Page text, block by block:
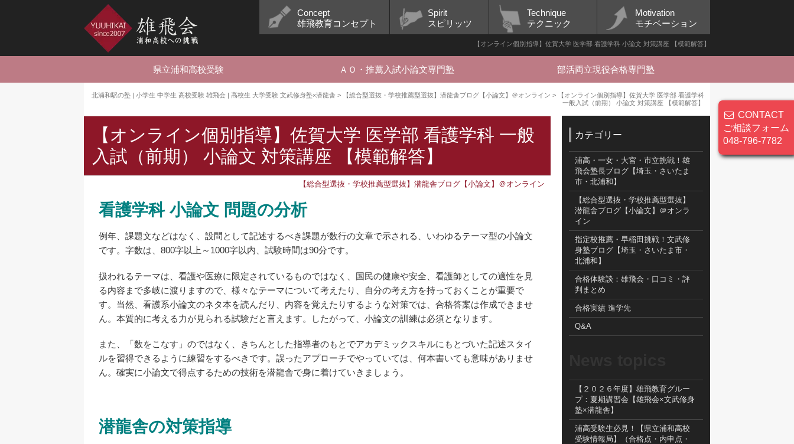
Concept
雄飛教育コンセプト
Spirit
スピリッツ
Technique
テクニック
Motivation
モチベーション
【オンライン個別指導】佐賀大学 医学部 看護学科 小論文 対策講座 【模範解答】
県立浦和高校受験 ＡＯ・推薦入試小論文専門塾 部活両立現役合格専門塾
CONTACT
ご相談フォーム
048-796-7782
北浦和駅の塾 | 小学生 中学生 高校受験 雄飛会 | 高校生 大学受験 文武修身塾×潜龍舎 > 【総合型選抜・学校推薦型選抜】潜龍舎ブログ【小論文】＠オンライン >
【オンライン個別指導】佐賀大学 医学部 看護学科
一般入試（前期） 小論文 対策講座 【模範解答】
【オンライン個別指導】佐賀大学 医学部 看護学科 一般
入試（前期） 小論文 対策講座 【模範解答】
【総合型選抜・学校推薦型選抜】潜龍舎ブログ【小論文】＠オンライン
看護学科 小論文 問題の分析
例年、課題文などはなく、設問として記述するべき課題が数行の文章で示される、いわゆるテーマ型の小論文
です。字数は、800字以上～1000字以内、試験時間は90分です。
扱われるテーマは、看護や医療に限定されているものではなく、国民の健康や安全、看護師としての適性を見
る内容まで多岐に渡りますので、様々なテーマについて考えたり、自分の考え方を持っておくことが重要で
す。当然、看護系小論文のネタ本を読んだり、内容を覚えたりするような対策では、合格答案は作成できませ
ん。本質的に考える力が見られる試験だと言えます。したがって、小論文の訓練は必須となります。
また、「数をこなす」のではなく、きちんとした指導者のもとでアカデミックスキルにもとづいた記述スタイ
ルを習得できるように練習をするべきです。誤ったアプローチでやっていては、何本書いても意味がありませ
ん。確実に小論文で得点するための技術を潜龍舎で身に着けていきましょう。
潜龍舎の対策指導
カテゴリー
浦高・一女・大宮・市立挑戦！雄
飛会塾長ブログ【埼玉・さいたま
市・北浦和】
【総合型選抜・学校推薦型選抜】
潜龍舎ブログ【小論文】＠オンラ
イン
指定校推薦・早稲田挑戦！文武修
身塾ブログ【埼玉・さいたま市・
北浦和】
合格体験談：雄飛会・口コミ・評
判まとめ
合格実績 進学先
Q&A
【２０２６年度】雄飛教育グルー
プ：夏期講習会【雄飛会×文武修身
塾×潜龍舎】
浦高受験生必見！【県立浦和高校
受験情報局】（合格点・内申点・